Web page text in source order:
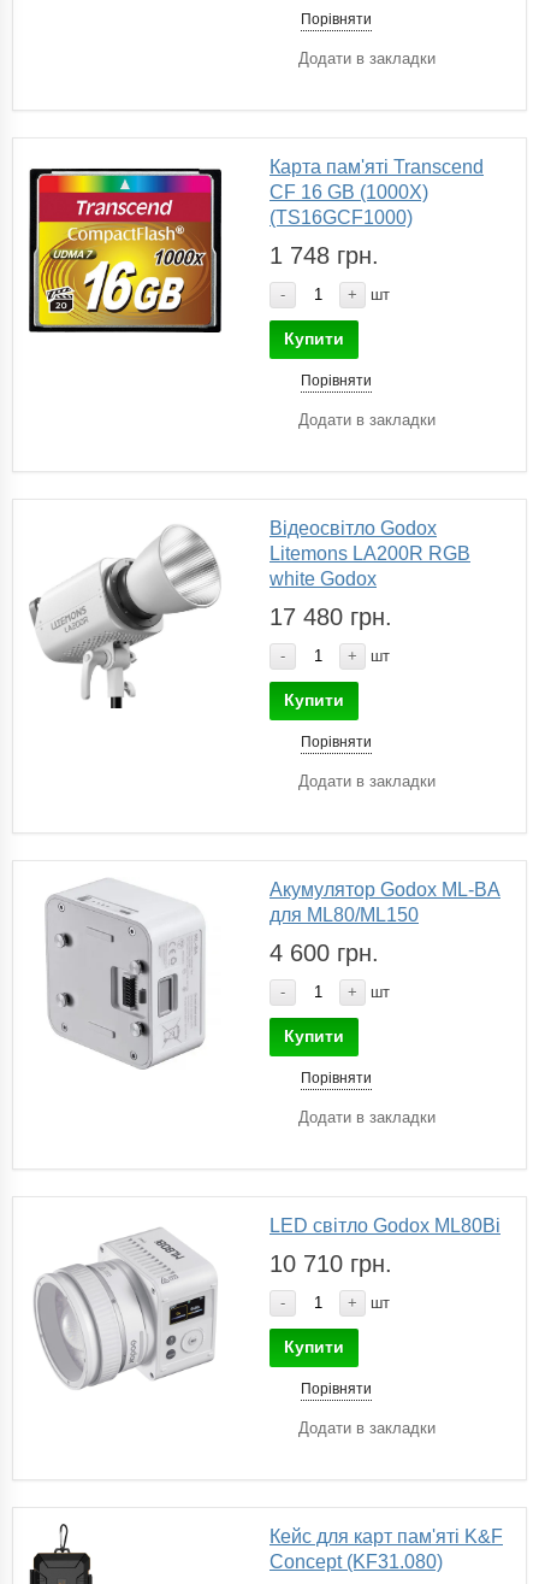
Порівняти
Додати в закладки
Карта пам'яті Transcend
CF 16 GB (1000X)
(TS16GCF1000)
1 748 грн.
- + шт
Купити
Порівняти
Додати в закладки
Відеосвітло Godox
Litemons LA200R RGB
white Godox
17 480 грн.
- + шт
Купити
Порівняти
Додати в закладки
Акумулятор Godox ML-BA
для ML80/ML150
4 600 грн.
- + шт
Купити
Порівняти
Додати в закладки
LED світло Godox ML80Bi
10 710 грн.
- + шт
Купити
Порівняти
Додати в закладки
Кейс для карт пам'яті K&F
Concept (KF31.080)